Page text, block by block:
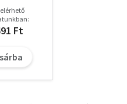
elérhető
Ft